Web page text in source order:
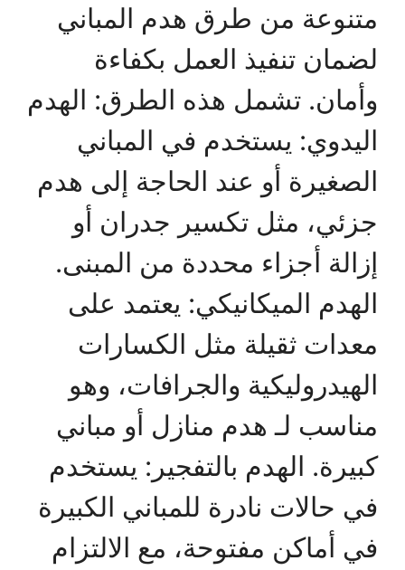
متنوعة من طرق هدم المباني
لضمان تنفيذ العمل بكفاءة
وأمان. تشمل هذه الطرق: الهدم
اليدوي: يستخدم في المباني
الصغيرة أو عند الحاجة إلى هدم
جزئي، مثل تكسير جدران أو
إزالة أجزاء محددة من المبنى.
الهدم الميكانيكي: يعتمد على
معدات ثقيلة مثل الكسارات
الهيدروليكية والجرافات، وهو
مناسب لـ هدم منازل أو مباني
كبيرة. الهدم بالتفجير: يستخدم
في حالات نادرة للمباني الكبيرة
في أماكن مفتوحة، مع الالتزام